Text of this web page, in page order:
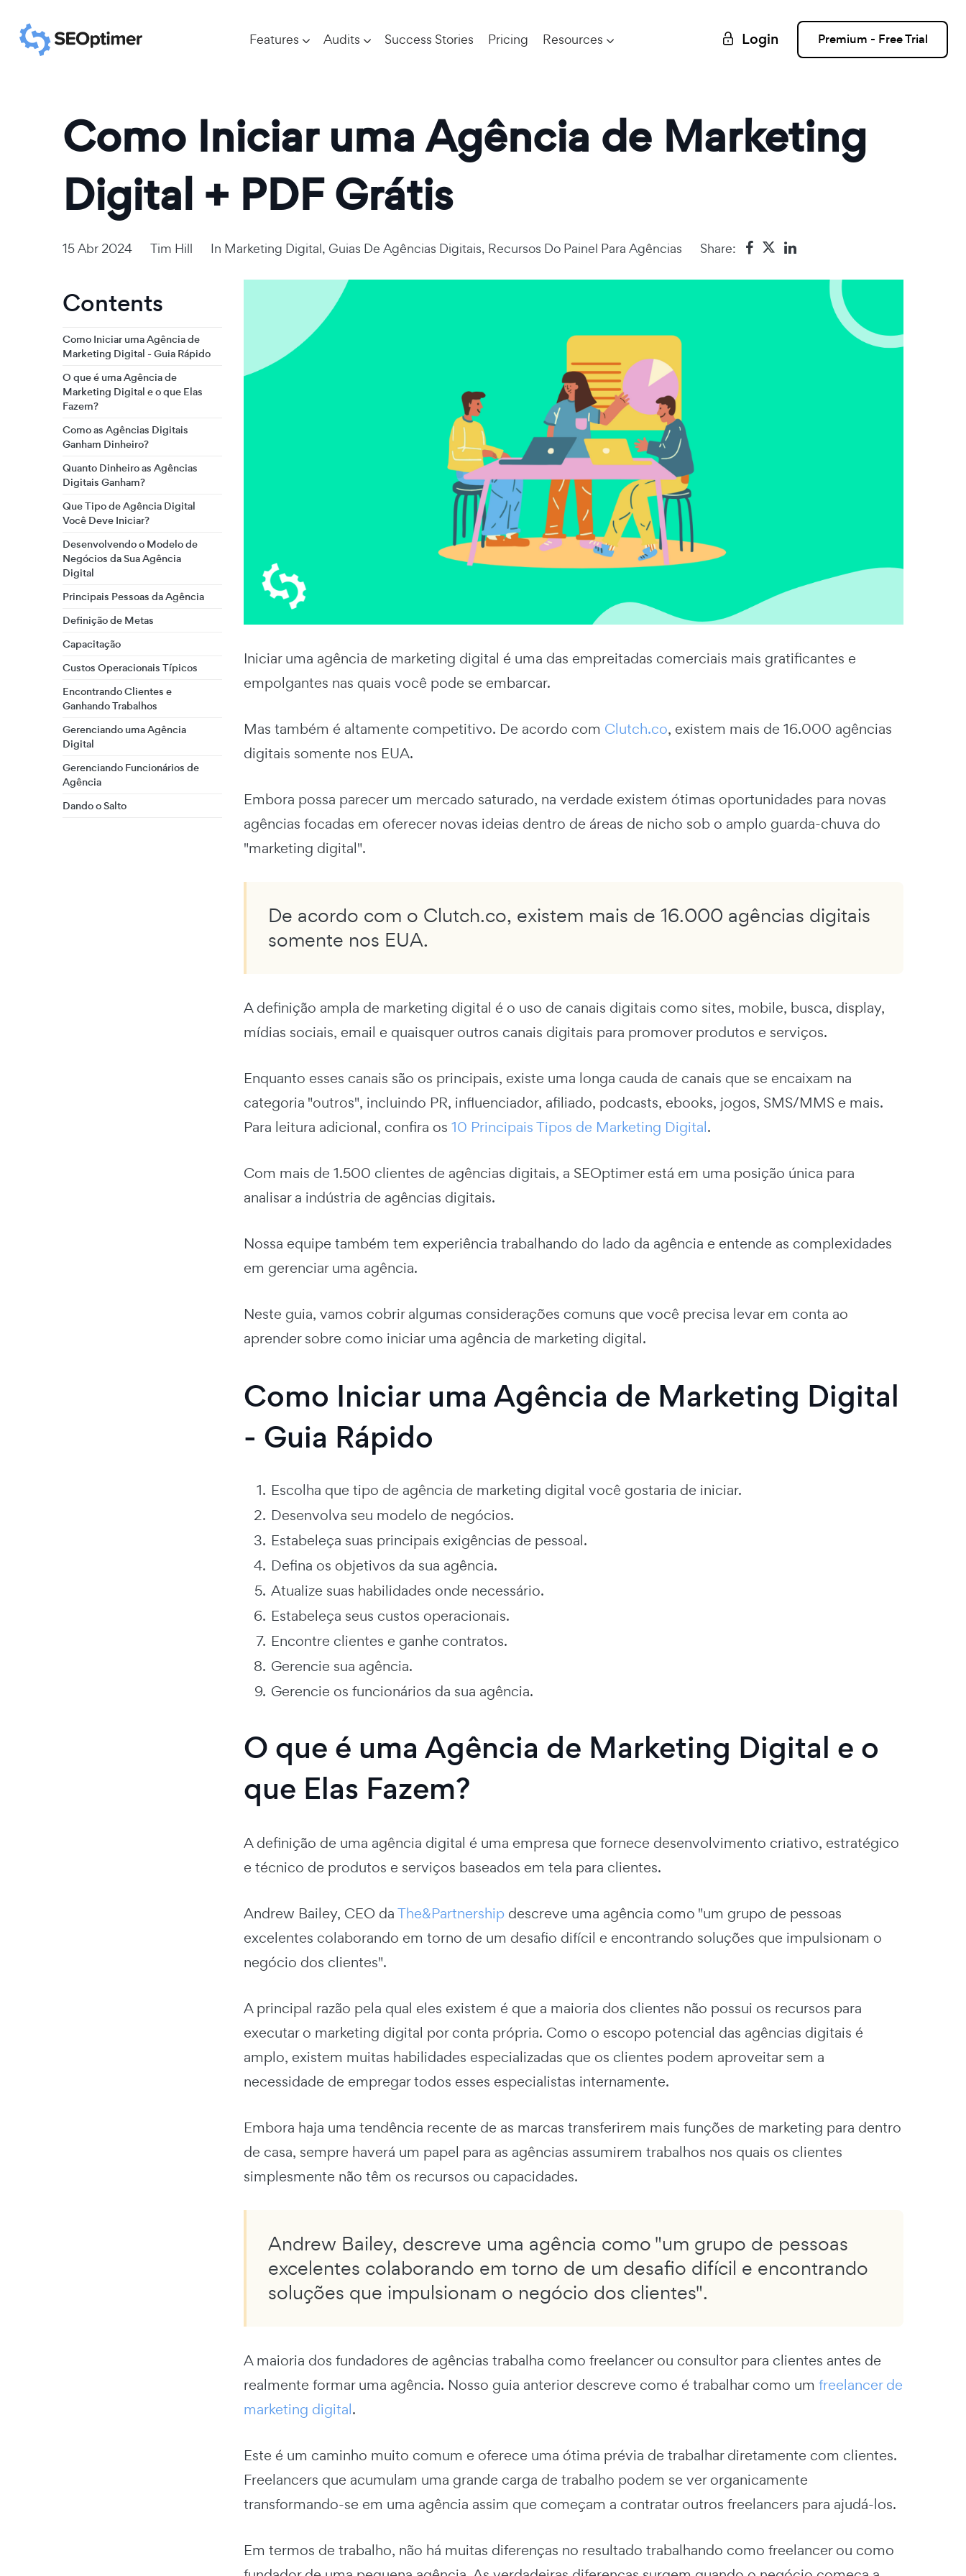
Features Audits Success Stories Pricing Resources Login Premium - Free Trial
Como Iniciar uma Agência de Marketing
Digital + PDF Grátis
15 Abr 2024 Tim Hill In Marketing Digital, Guias De Agências Digitais, Recursos Do Painel Para Agências Share:
Contents
Como Iniciar uma Agência de
Marketing Digital - Guia Rápido
O que é uma Agência de
Marketing Digital e o que Elas
Fazem?
Como as Agências Digitais
Ganham Dinheiro?
Quanto Dinheiro as Agências
Digitais Ganham?
Que Tipo de Agência Digital
Você Deve Iniciar?
Desenvolvendo o Modelo de
Negócios da Sua Agência
Digital
Principais Pessoas da Agência
Definição de Metas
Capacitação
Custos Operacionais Típicos
Encontrando Clientes e
Ganhando Trabalhos
Gerenciando uma Agência
Digital
Gerenciando Funcionários de
Agência
Dando o Salto
Iniciar uma agência de marketing digital é uma das empreitadas comerciais mais gratificantes e
empolgantes nas quais você pode se embarcar.
Mas também é altamente competitivo. De acordo com Clutch.co, existem mais de 16.000 agências
digitais somente nos EUA.
Embora possa parecer um mercado saturado, na verdade existem ótimas oportunidades para novas
agências focadas em oferecer novas ideias dentro de áreas de nicho sob o amplo guarda-chuva do
"marketing digital".
De acordo com o Clutch.co, existem mais de 16.000 agências digitais
somente nos EUA.
A definição ampla de marketing digital é o uso de canais digitais como sites, mobile, busca, display,
mídias sociais, email e quaisquer outros canais digitais para promover produtos e serviços.
Enquanto esses canais são os principais, existe uma longa cauda de canais que se encaixam na
categoria "outros", incluindo PR, influenciador, afiliado, podcasts, ebooks, jogos, SMS/MMS e mais.
Para leitura adicional, confira os 10 Principais Tipos de Marketing Digital.
Com mais de 1.500 clientes de agências digitais, a SEOptimer está em uma posição única para
analisar a indústria de agências digitais.
Nossa equipe também tem experiência trabalhando do lado da agência e entende as complexidades
em gerenciar uma agência.
Neste guia, vamos cobrir algumas considerações comuns que você precisa levar em conta ao
aprender sobre como iniciar uma agência de marketing digital.
Como Iniciar uma Agência de Marketing Digital
- Guia Rápido
Escolha que tipo de agência de marketing digital você gostaria de iniciar.
Desenvolva seu modelo de negócios.
Estabeleça suas principais exigências de pessoal.
Defina os objetivos da sua agência.
Atualize suas habilidades onde necessário.
Estabeleça seus custos operacionais.
Encontre clientes e ganhe contratos.
Gerencie sua agência.
Gerencie os funcionários da sua agência.
O que é uma Agência de Marketing Digital e o
que Elas Fazem?
A definição de uma agência digital é uma empresa que fornece desenvolvimento criativo, estratégico
e técnico de produtos e serviços baseados em tela para clientes.
Andrew Bailey, CEO daThe&Partnership descreve uma agência como "um grupo de pessoas
excelentes colaborando em torno de um desafio difícil e encontrando soluções que impulsionam o
negócio dos clientes".
A principal razão pela qual eles existem é que a maioria dos clientes não possui os recursos para
executar o marketing digital por conta própria. Como o escopo potencial das agências digitais é
amplo, existem muitas habilidades especializadas que os clientes podem aproveitar sem a
necessidade de empregar todos esses especialistas internamente.
Embora haja uma tendência recente de as marcas transferirem mais funções de marketing para dentro
de casa, sempre haverá um papel para as agências assumirem trabalhos nos quais os clientes
simplesmente não têm os recursos ou capacidades.
Andrew Bailey, descreve uma agência como "um grupo de pessoas
excelentes colaborando em torno de um desafio difícil e encontrando
soluções que impulsionam o negócio dos clientes".
A maioria dos fundadores de agências trabalha como freelancer ou consultor para clientes antes de
realmente formar uma agência. Nosso guia anterior descreve como é trabalhar como um freelancer de
marketing digital.
Este é um caminho muito comum e oferece uma ótima prévia de trabalhar diretamente com clientes.
Freelancers que acumulam uma grande carga de trabalho podem se ver organicamente
transformando-se em uma agência assim que começam a contratar outros freelancers para ajudá-los.
Em termos de trabalho, não há muitas diferenças no resultado trabalhando como freelancer ou como